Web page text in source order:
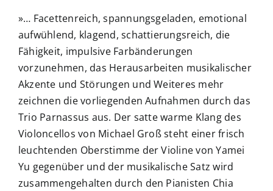
»… Facettenreich, spannungsgeladen, emotional
aufwühlend, klagend, schattierungsreich, die
Fähigkeit, impulsive Farbänderungen
vorzunehmen, das Herausarbeiten musikalischer
Akzente und Störungen und Weiteres mehr
zeichnen die vorliegenden Aufnahmen durch das
Trio Parnassus aus. Der satte warme Klang des
Violoncellos von Michael Groß steht einer frisch
leuchtenden Oberstimme der Violine von Yamei
Yu gegenüber und der musikalische Satz wird
zusammengehalten durch den Pianisten Chia